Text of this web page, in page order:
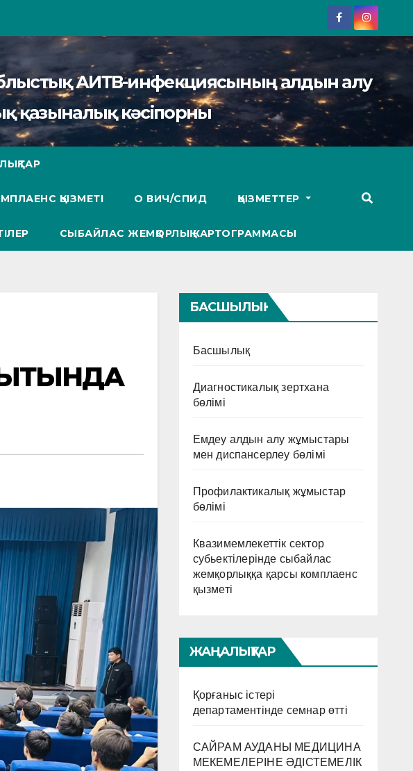
АИТВ-инфекциясының алдын алу
қазыналық кәсіпорны
ҚЫЗМЕТІ О ВИЧ/СПИД ҚЫЗМЕТТЕР
СЫБАЙЛАС ЖЕМҚОРЛЫҚ КАРТОГРАММАСЫ
БАСШЫЛЫҚ
Басшылық
Диагностикалық зертхана
бөлімі
Емдеу алдын алу жұмыстары
мен диспансерлеу бөлімі
Профилактикалық жұмыстар
бөлімі
Квазимемлекеттік сектор
субьектілерінде сыбайлас
жемқорлыққа қарсы комплаенс
қызметі
ЖАҢАЛЫҚТАР
Қорғаныс істері
департаментінде семнар өтті
САЙРАМ АУДАНЫ МЕДИЦИНА
МЕКЕМЕЛЕРІНЕ ӘДІСТЕМЕЛІК